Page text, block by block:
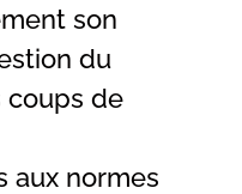
son
du
coups de
aux normes